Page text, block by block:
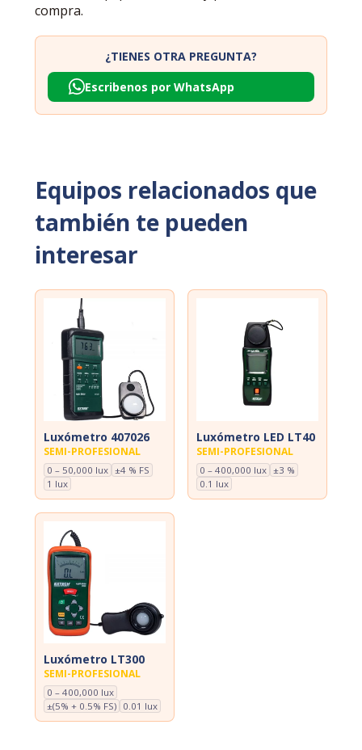
compra.
¿TIENES OTRA PREGUNTA?
Escribenos por WhatsApp
Equipos relacionados que
también te pueden
interesar
Luxómetro 407026
SEMI-PROFESIONAL
0 – 50,000 lux ±4 % FS
1 lux
Luxómetro LED LT40
SEMI-PROFESIONAL
0 – 400,000 lux ±3 %
0.1 lux
Luxómetro LT300
SEMI-PROFESIONAL
0 – 400,000 lux
±(5% + 0.5% FS)
0.01 lux